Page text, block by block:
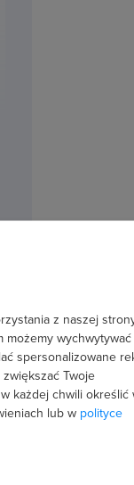
z naszej
wychwytywać
spersonalizowane
Twoje
każdej chwili określić
lub w polityce